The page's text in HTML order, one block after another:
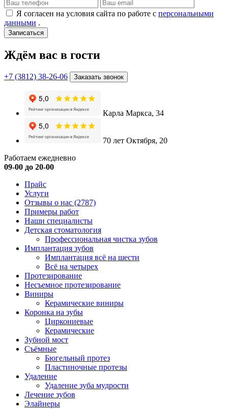
Я согласен на условия сайта по работе с персональными
данными .
Записаться
Ждём вас в гости
+7 (3812) 38-26-06 Заказать звонок
Карла Маркса, 34
70 лет Октября, 20
Работаем ежедневно
09-00 до 20-00
Прайс
Услуги
Отзывы о нас (2787)
Примеры работ
Наши специалисты
Детская стоматология
Профессиональная чистка зубов
Имплантация зубов
Имплантация всё на шести
Всё на четырех
Протезирование
Несъемное протезирование
Виниры
Керамические виниры
Коронка на зубы
Циркониевые
Керамические
Зубной мост
Съёмные
Бюгельный протез
Пластиночные протезы
Удаление
Удаление зуба мудрости
Лечение зубов
Элайнеры